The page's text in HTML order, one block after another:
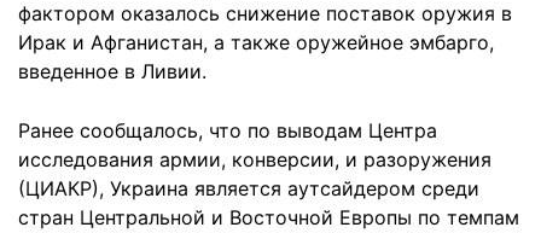
фактором оказалось снижение поставок оружия в
Ирак и Афганистан, а также оружейное эмбарго,
введенное в Ливии.
Ранее сообщалось, что по выводам Центра
исследования армии, конверсии, и разоружения
(ЦИАКР), Украина является аутсайдером среди
стран Центральной и Восточной Европы по темпам